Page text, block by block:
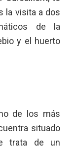
la visita a dos
de la
y el huerto
de los más
situado
trata de un